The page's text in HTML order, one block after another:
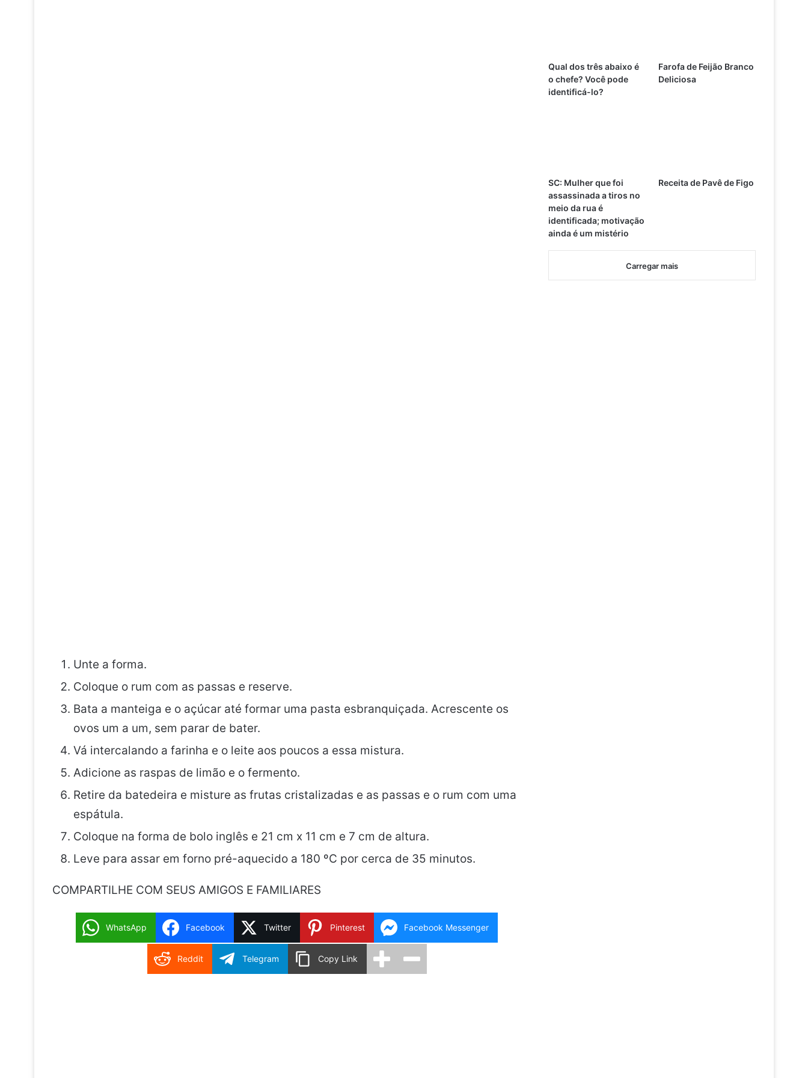
Unte a forma.
Coloque o rum com as passas e reserve.
Bata a manteiga e o açúcar até formar uma pasta esbranquiçada. Acrescente os
ovos um a um, sem parar de bater.
Vá intercalando a farinha e o leite aos poucos a essa mistura.
Adicione as raspas de limão e o fermento.
Retire da batedeira e misture as frutas cristalizadas e as passas e o rum com uma
espátula.
Coloque na forma de bolo inglês e 21 cm x 11 cm e 7 cm de altura.
Leve para assar em forno pré-aquecido a 180 ºC por cerca de 35 minutos.
COMPARTILHE COM SEUS AMIGOS E FAMILIARES
WhatsApp Facebook Twitter Pinterest Facebook Messenger
Reddit Telegram Copy Link
Qual dos três abaixo é
o chefe? Você pode
identificá-lo?
Farofa de Feijão Branco
Deliciosa
SC: Mulher que foi
assassinada a tiros no
meio da rua é
identificada; motivação
ainda é um mistério
Receita de Pavê de Figo
Carregar mais